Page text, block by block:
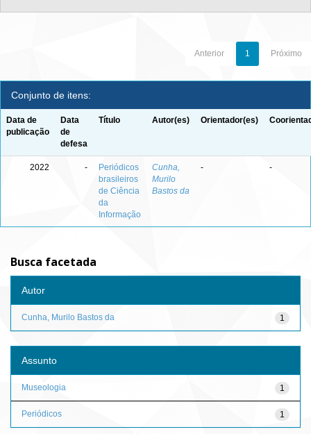
Anterior 1 Próximo
Conjunto de itens:
Data de
publicação
Data
de
defesa
Título Autor(es) Orientador(es)
2022 -
Periódicos
brasileiros
de Ciência
da
Informação
Cunha,
Murilo
Bastos da
- -
Busca facetada
Autor
1
Cunha, Murilo Bastos da
Assunto
1
Museologia
1
Periódicos